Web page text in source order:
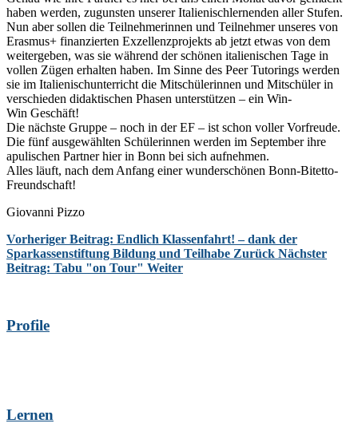
haben werden, zugunsten unserer Italienischlernenden aller Stufen.
Nun aber sollen die Teilnehmerinnen und Teilnehmer unseres von
Erasmus+ finanzierten Exzellenzprojekts ab jetzt etwas von dem
weitergeben, was sie während der schönen italienischen Tage in
vollen Zügen erhalten haben. Im Sinne des Peer Tutorings werden
sie im Italienischunterricht die Mitschülerinnen und Mitschüler in
verschieden didaktischen Phasen unterstützen – ein Win-
Win Geschäft!
Die nächste Gruppe – noch in der EF – ist schon voller Vorfreude.
Die fünf ausgewählten Schülerinnen werden im September ihre
apulischen Partner hier in Bonn bei sich aufnehmen.
Alles läuft, nach dem Anfang einer wunderschönen Bonn-Bitetto-
Freundschaft!
Giovanni Pizzo
Vorheriger Beitrag: Endlich Klassenfahrt! – dank der
Sparkassenstiftung Bildung und Teilhabe Zurück Nächster
Beitrag: Tabu "on Tour" Weiter
Profile
Lernen